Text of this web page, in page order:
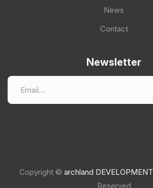
News
Contact
Newsletter
Copyright © archland DEVELOPMENT
Reserved